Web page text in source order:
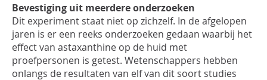
Bevestiging uit meerdere onderzoeken
Dit experiment staat niet op zichzelf. In de afgelopen
jaren is er een reeks onderzoeken gedaan waarbij het
effect van astaxanthine op de huid met
proefpersonen is getest. Wetenschappers hebben
onlangs de resultaten van elfvan dit soort studies